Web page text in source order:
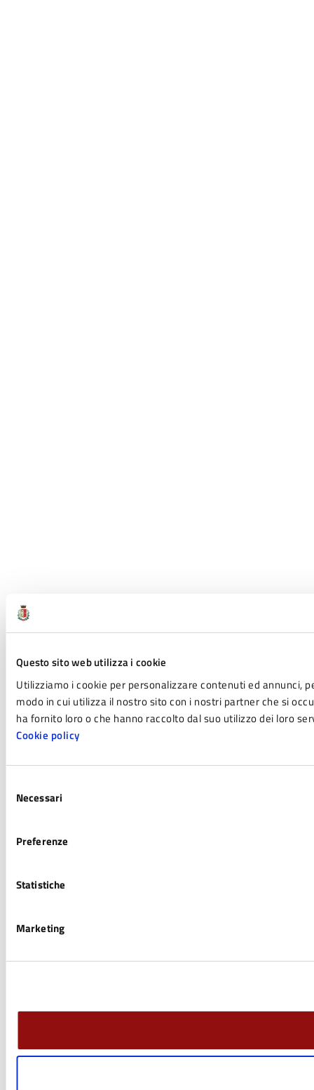
Questo sito web utilizza i cookie
Utilizziamo i cookie per personalizzare contenuti ed annunci,
modo in cui utilizza il nostro sito con i nostri partner che si
ha fornito loro o che hanno raccolto dal suo utilizzo dei loro
Cookie policy
delNecessari
Preferenze
Statistiche
Marketing